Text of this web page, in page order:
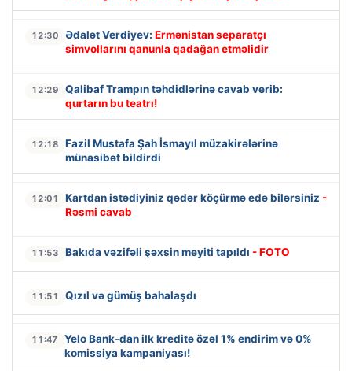
12:30 Ədalət Verdiyev: Ermənistan separatçı
simvollarını qanunla qadağan etməlidir
12:29
Qalibaf Trampın təhdidlərinə cavab verib:
qurtarın bu teatrı!
12:18
Fazil Mustafa Şah İsmayıl müzakirələrinə
münasibət bildirdi
12:01 Kartdan istədiyiniz qədər köçürmə edə bilərsiniz -
Rəsmi cavab
11:53 Bakıda vəzifəli şəxsin meyiti tapıldı - FOTO
11:51 Qızıl və gümüş bahalaşdı
11:47
Yelo Bank-dan ilk kreditə özəl 1% endirim və 0%
komissiya kampaniyası!